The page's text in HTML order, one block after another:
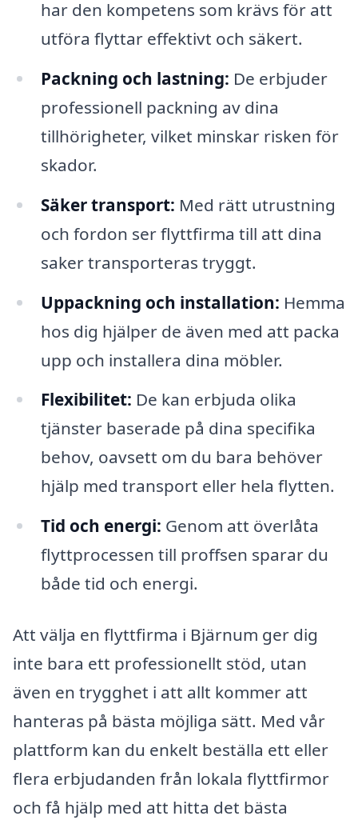
har den kompetens som krävs för att
utföra flyttar effektivt och säkert.
Packning och lastning: De erbjuder
professionell packning av dina
tillhörigheter, vilket minskar risken för
skador.
Säker transport: Med rätt utrustning
och fordon ser flyttfirma till att dina
saker transporteras tryggt.
Uppackning och installation: Hemma
hos dig hjälper de även med att packa
upp och installera dina möbler.
Flexibilitet: De kan erbjuda olika
tjänster baserade på dina specifika
behov, oavsett om du bara behöver
hjälp med transport eller hela flytten.
Tid och energi: Genom att överlåta
flyttprocessen till proffsen sparar du
både tid och energi.
Att välja en flyttfirma i Bjärnum ger dig
inte bara ett professionellt stöd, utan
även en trygghet i att allt kommer att
hanteras på bästa möjliga sätt. Med vår
plattform kan du enkelt beställa ett eller
flera erbjudanden från lokala flyttfirmor
och få hjälp med att hitta det bästa